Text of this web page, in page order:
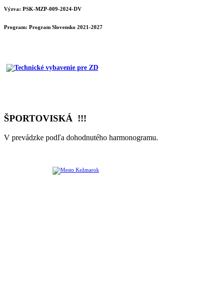
Výzva: PSK-MZP-009-2024-DV
Program: Program Slovensko 2021-2027
ŠPORTOVISKÁ !!!
V prevádzke podľa dohodnutého harmonogramu.